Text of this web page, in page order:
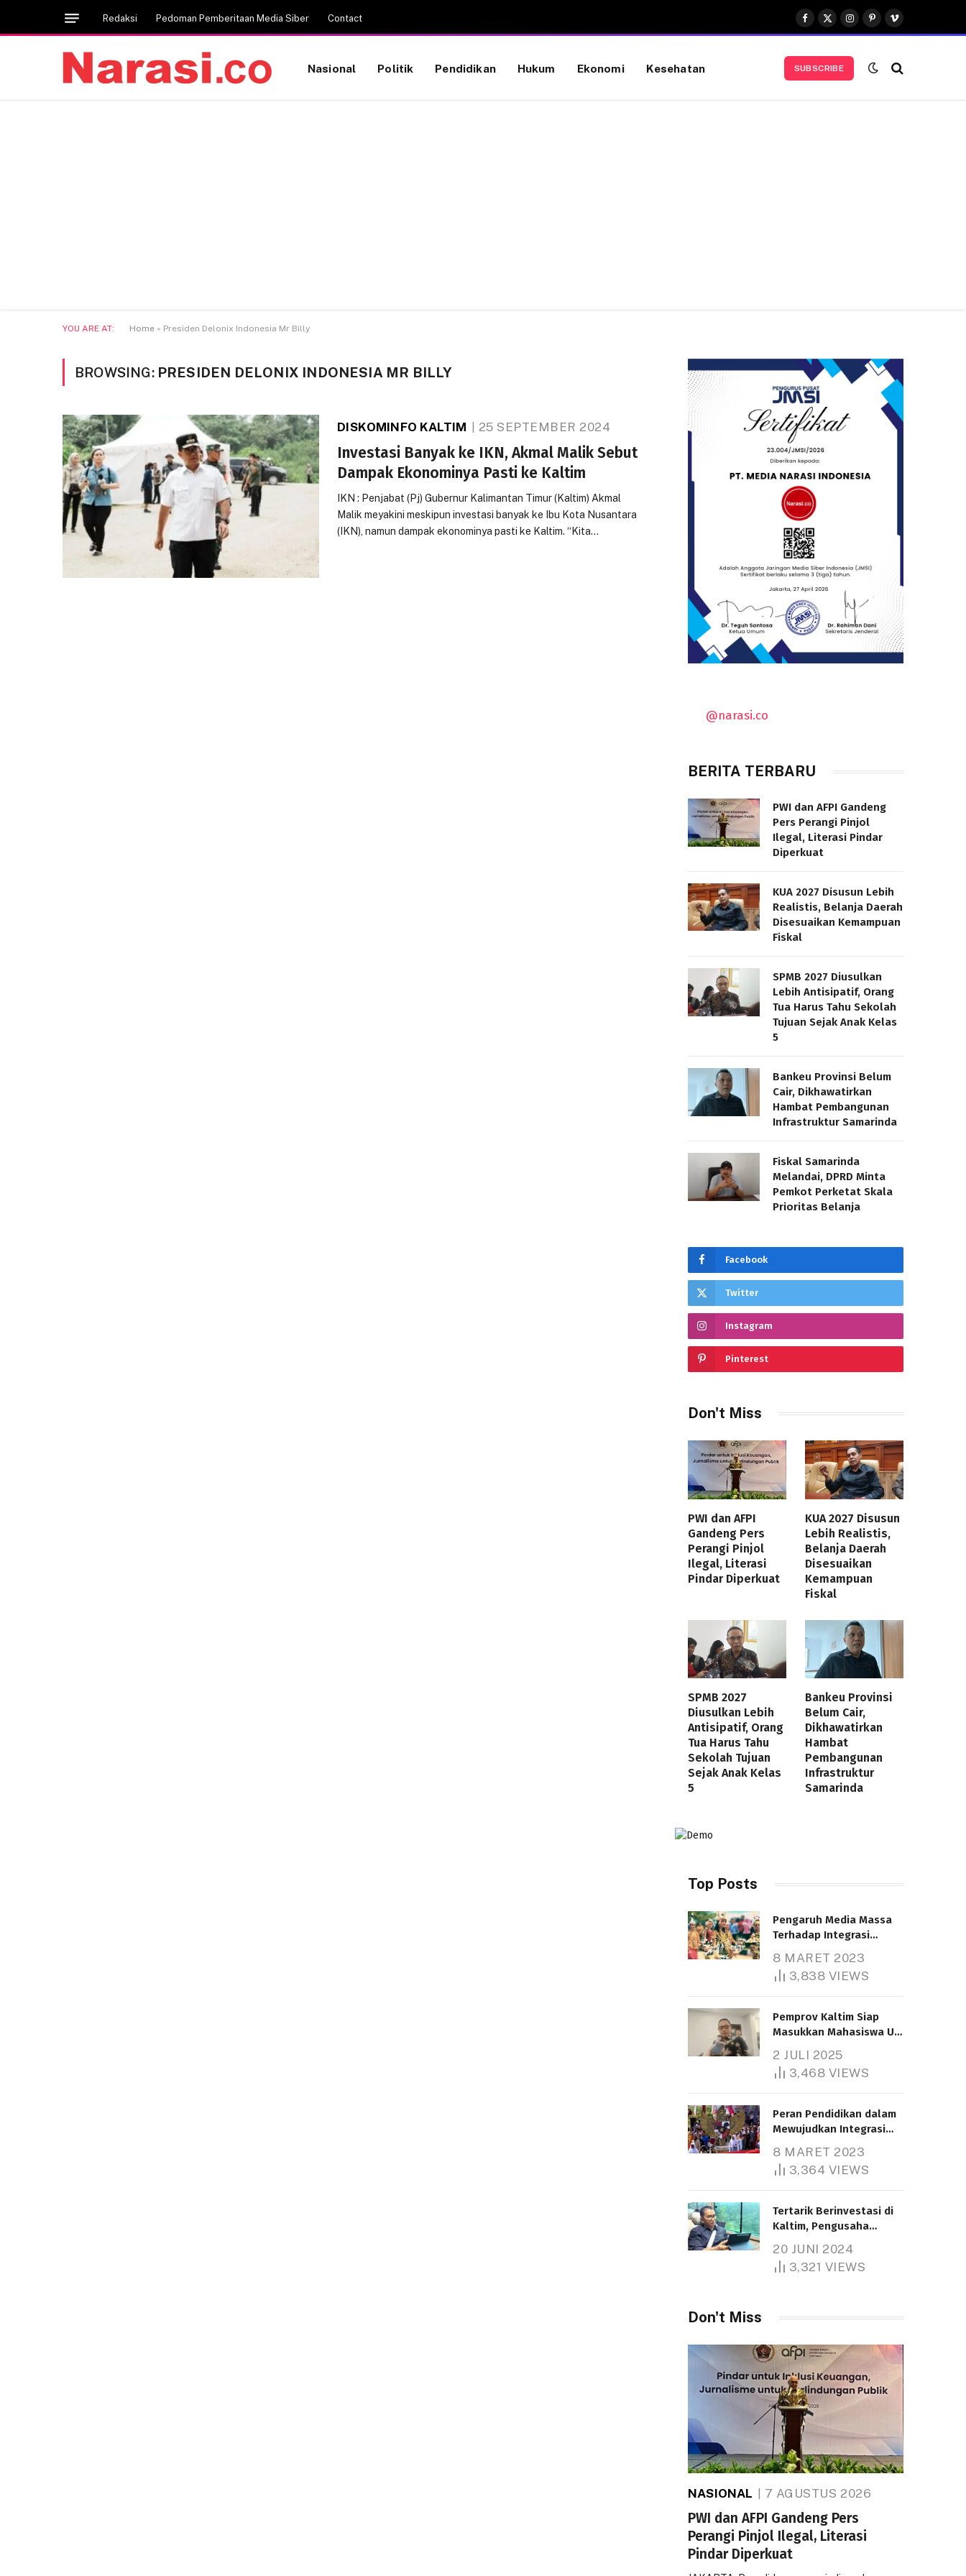
Redaksi Pedoman Pemberitaan Media Siber Contact
Facebook
X
(Twitter)
Instagram
Pinterest
Vimeo
Nasional Politik Pendidikan Hukum Ekonomi Kesehatan SUBSCRIBE
YOU ARE AT: Home » Presiden Delonix Indonesia Mr Billy
BROWSING: PRESIDEN DELONIX INDONESIA MR BILLY
DISKOMINFO KALTIM 25 SEPTEMBER 2024
Investasi Banyak ke IKN, Akmal Malik Sebut
Dampak Ekonominya Pasti ke Kaltim
IKN : Penjabat (Pj) Gubernur Kalimantan Timur (Kaltim) Akmal
Malik meyakini meskipun investasi banyak ke Ibu Kota Nusantara
(IKN), namun dampak ekonominya pasti ke Kaltim. “Kita…
@narasi.co
BERITA TERBARU
PWI dan AFPI Gandeng
Pers Perangi Pinjol
Ilegal, Literasi Pindar
Diperkuat
KUA 2027 Disusun Lebih
Realistis, Belanja Daerah
Disesuaikan Kemampuan
Fiskal
SPMB 2027 Diusulkan
Lebih Antisipatif, Orang
Tua Harus Tahu Sekolah
Tujuan Sejak Anak Kelas
5
Bankeu Provinsi Belum
Cair, Dikhawatirkan
Hambat Pembangunan
Infrastruktur Samarinda
Fiskal Samarinda
Melandai, DPRD Minta
Pemkot Perketat Skala
Prioritas Belanja
Facebook
Twitter
Instagram
Pinterest
Don't Miss
PWI dan AFPI
Gandeng Pers
Perangi Pinjol
Ilegal, Literasi
Pindar Diperkuat
KUA 2027 Disusun
Lebih Realistis,
Belanja Daerah
Disesuaikan
Kemampuan
Fiskal
SPMB 2027
Diusulkan Lebih
Antisipatif, Orang
Tua Harus Tahu
Sekolah Tujuan
Sejak Anak Kelas
5
Bankeu Provinsi
Belum Cair,
Dikhawatirkan
Hambat
Pembangunan
Infrastruktur
Samarinda
Top Posts
Pengaruh Media Massa
Terhadap Integrasi
8 MARET 2023
3,838 VIEWS
Pemprov Kaltim Siap
Masukkan Mahasiswa UT
Bantuan Pendidikan
Gratispol
2 JULI 2025
3,468 VIEWS
Peran Pendidikan dalam
Mewujudkan Integrasi
8 MARET 2023
3,364 VIEWS
Tertarik Berinvestasi di
Kaltim, Pengusaha
1.000 Hektare
20 JUNI 2024
3,321 VIEWS
Don't Miss
NASIONAL 7 AGUSTUS 2026
PWI dan AFPI Gandeng Pers
Perangi Pinjol Ilegal, Literasi
Pindar Diperkuat